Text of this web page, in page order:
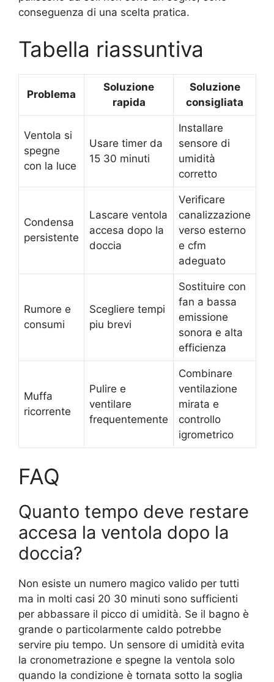
conseguenza di una scelta pratica.
Tabella riassuntiva
Problema
Soluzione
rapida
Soluzione
consigliata
Ventola si
spegne
con la luce
Usare timer da
15 30 minuti
Installare
sensore di
umidità
corretto
Condensa
persistente
Lascare ventola
accesa dopo la
doccia
Verificare
canalizzazione
verso esterno
e cfm
adeguato
Rumore e
consumi
Scegliere tempi
piu brevi
Sostituire con
fan a bassa
emissione
sonora e alta
efficienza
Muffa
ricorrente
Pulire e
ventilare
frequentemente
Combinare
ventilazione
mirata e
controllo
igrometrico
FAQ
Quanto tempo deve restare
accesa la ventola dopo la
doccia?
Non esiste un numero magico valido per tutti
ma in molti casi 20 30 minuti sono sufficienti
per abbassare il picco di umidità. Se il bagno è
grande o particolarmente caldo potrebbe
servire piu tempo. Un sensore di umidità evita
la cronometrazione e spegne la ventola solo
quando la condizione è tornata sotto la soglia